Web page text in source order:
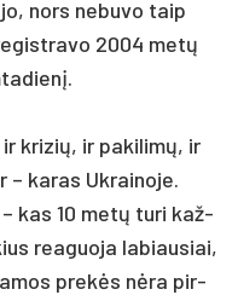
nors ne­bu­vo taip
2004 metų
kri­zių, ir pa­ki­limų, ir
– ka­ras Uk­rai­no­je.
kas 10 metų tu­ri kaž­
rea­guo­ja la­biau­siai,
prekės nėra pir­